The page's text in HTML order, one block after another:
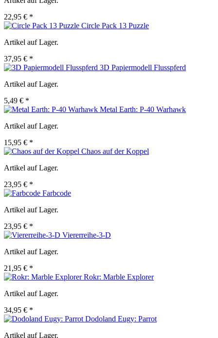
22,95 € *
Circle Pack 13 Puzzle
Artikel auf Lager.
37,95 € *
3D Papiermodell Flusspferd
Artikel auf Lager.
5,49 € *
Metal Earth: P-40 Warhawk
Artikel auf Lager.
15,95 € *
Chaos auf der Koppel
Artikel auf Lager.
23,95 € *
Farbcode
Artikel auf Lager.
23,95 € *
Viererreihe-3-D
Artikel auf Lager.
21,95 € *
Rokr: Marble Explorer
Artikel auf Lager.
34,95 € *
Dodoland Eugy: Parrot
Artikel auf Lager.